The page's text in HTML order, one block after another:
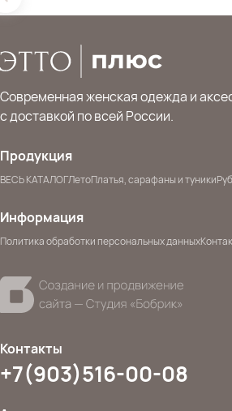
Современная женская одежда и
с доставкой по всей России.
Продукция
ВЕСЬ КАТАЛОГЛетоПлатья, сарафаны и туники
Информация
Политика обработки персональных данных
Контакты
+7(903)516-00-08